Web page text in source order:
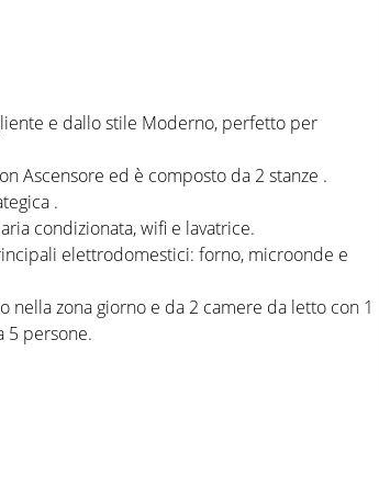
e dallo stile Moderno, perfetto per
Ascensore ed è composto da 2 stanze .
.
condizionata, wifi e lavatrice.
elettrodomestici: forno, microonde e
nella zona giorno e da 2 camere da letto con 1
5 persone.